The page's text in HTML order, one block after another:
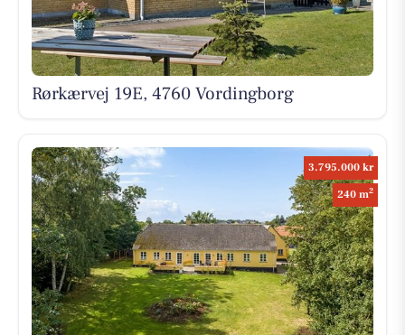
Rørkærvej 19E, 4760 Vordingborg
3.795.000 kr
240 m2